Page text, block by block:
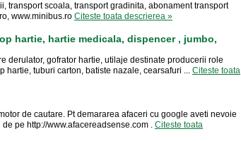
transport scoala, transport gradinita, abonament transport
, www.minibus.ro Citeste toata descrierea »
hartie, hartie medicala, dispencer , jumbo,
derulator, gofrator hartie, utilaje destinate producerii role
hartie, tuburi carton, batiste nazale, cearsafuri ... Citeste toata
de cautare. Pt demararea afaceri cu google aveti nevoie
pe http://www.afacereadsense.com . Citeste toata